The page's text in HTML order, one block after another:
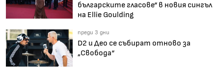
българските гласове“ в новия сингъл
на Ellie Goulding
преди 3 дни
D2 и Део се събират отново за
„Свобода“